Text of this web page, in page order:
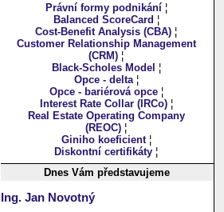
Právní formy podnikání¦
Balanced ScoreCard ¦
Cost-Benefit Analysis (CBA) ¦
Customer Relationship Management
(CRM) ¦
Black-Scholes Model ¦
Opce - delta¦
Opce - bariérová opce¦
Interest Rate Collar (IRCo)¦
Real Estate Operating Company
(REOC) ¦
Giniho koeficient¦
Diskontní certifikáty ¦
Dnes Vám představujeme
Ing. Jan Novotný